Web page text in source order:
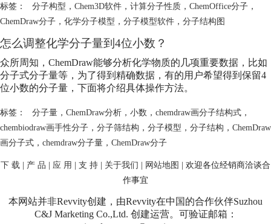
标签： 分子构型 ， Chem3D软件， 计算分子性质， ChemOffice分子，
ChemDraw分子 ， 化学分子模型 ， 分子模型软件 ， 分子结构图
怎么调整化学分子量到4位小数？
众所周知，ChemDraw能够分析化学物质的几项重要数据，比如
分子式分子量等，为了得到精确数据，有的用户希望得到保留4
位小数的分子量，下面将介绍具体操作方法。
标签： 分子量， ChemDraw分析， 小数 ， chemdraw画分子结构式，
chembiodraw画手性分子 ， 分子筛结构 ， 分子模型 ， 分子结构 ， ChemDraw
画分子式 ， chemdraw分子量 ， ChemDraw分子
下 载 | 产 品 | 应 用 | 支 持 | 关于我们 | 网站地图 | 欢迎各位经销商洽谈合
作事宜
本网站并非Revvity创建，由Revvity在中国的合作伙伴Suzhou
C&J Marketing Co.,Ltd. 创建运营。可验证邮箱：